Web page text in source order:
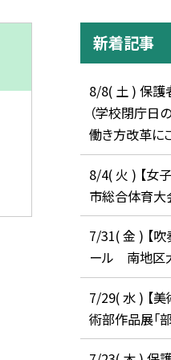
新着記事
8/8( 土 ) 保護
（学校閉庁日
働き方改革に
8/4( 火 ) 【女
市総合体育大
7/31( 金 ) 【吹
ール 南地区
7/29( 水 ) 【
術部作品展「